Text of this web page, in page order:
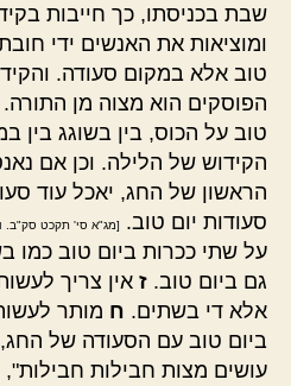
שבת בכניסתו, כך חייבות
ומוציאות את האנשים ידי
טוב אלא במקום סעודה.
הפוסקים הוא מצוה מן התורה.
טוב על הכוס, בין בשוגג בין
הקידוש של הלילה. וכן אם
הראשון של החג, יאכל עוד
סעודות יום טוב.
[מג"א סי' תקכט סק"ב.
על שתי ככרות ביום טוב
גם ביום טוב. ז אין צריך
אלא די בשתים. ח מותר
ביום טוב עם הסעודה של החג,
עושים מצות חבילות